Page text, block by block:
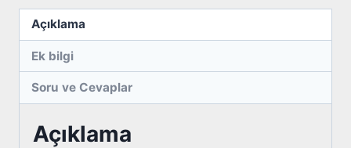
Açıklama
Ek bilgi
Soru ve Cevaplar
Açıklama